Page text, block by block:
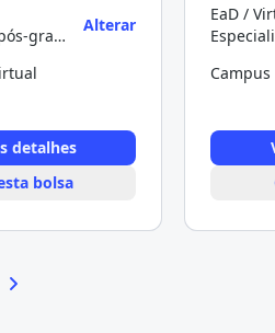
Especialização (pós-graduação)
Alterar
detalhes
bolsa
EaD /